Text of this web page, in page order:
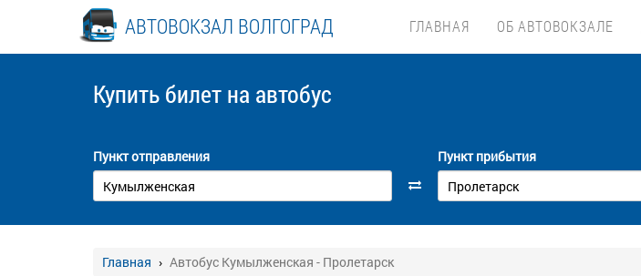
АВТОВОКЗАЛ ВОЛГОГРАД ГЛАВНАЯ ОБ АВТОВОКЗАЛЕ
Купить билет на автобус
Пункт отправления Пункт прибытия
Главная Автобус Кумылженская - Пролетарск